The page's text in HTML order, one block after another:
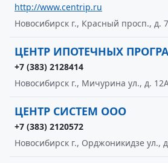
http://www.centrip.ru
Новосибирск г., Красный просп., д.
ЦЕНТР ИПОТЕЧНЫХ
+7 (383) 2128414
Новосибирск г., Мичурина ул., д.
ЦЕНТР СИСТЕМ ООО
+7 (383) 2120572
Новосибирск г., Орджоникидзе ул.,